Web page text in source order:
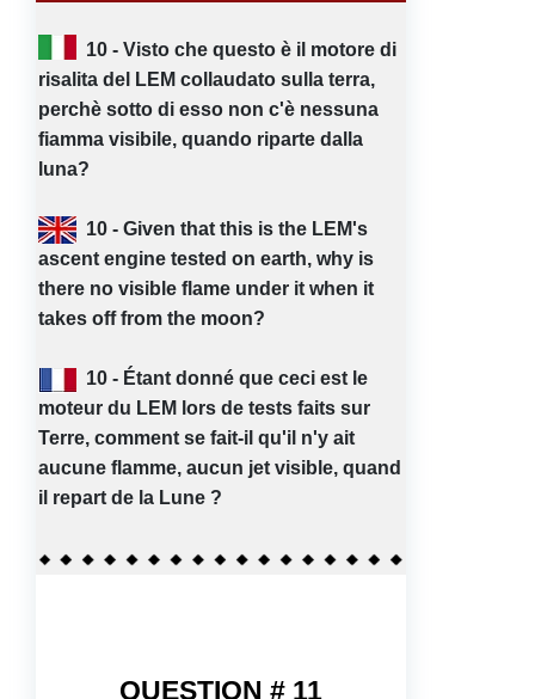
10 - Visto che questo è il motore di
risalita del LEM collaudato sulla terra,
perchè sotto di esso non c'è nessuna
fiamma visibile, quando riparte dalla
luna?
10 - Given that this is the LEM's
ascent engine tested on earth, why is
there no visible flame under it when it
takes off from the moon?
10 - Étant donné que ceci est le
moteur du LEM lors de tests faits sur
Terre, comment se fait-il qu'il n'y ait
aucune flamme, aucun jet visible, quand
il repart de la Lune ?
QUESTION # 11